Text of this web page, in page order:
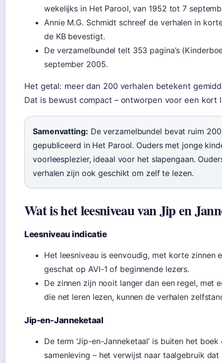
wekelijks in Het Parool, van 1952 tot 7
Annie M.G. Schmidt schreef de verhalen in
de KB bevestigt.
De verzamelbundel telt 353 pagina’s
september 2005.
Het getal: meer dan 200 verhalen betekent
Dat is bewust compact – ontworpen voor een kort
Samenvatting: De verzamelbundel bevat ruim
gepubliceerd in Het Parool. Ouders met jonge
voorleesplezier, ideaal voor het slapengaan.
verhalen zijn ook geschikt om zelf te lezen.
Wat is het leesniveau van Jip en
Leesniveau indicatie
Het leesniveau is eenvoudig, met korte zinnen
geschat op AVI-1 of beginnende lezers.
De zinnen zijn nooit langer dan een regel, met
die net leren lezen, kunnen de verhalen
Jip-en-Janneketaal
De term ‘Jip-en-Janneketaal’ is buiten het
samenleving – het verwijst naar taalgebruik